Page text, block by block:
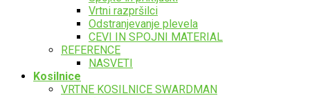
Vrtni razpršilci
Odstranjevanje plevela
CEVI IN SPOJNI MATERIAL
REFERENCE
NASVETI
Kosilnice
VRTNE KOSILNICE SWARDMAN